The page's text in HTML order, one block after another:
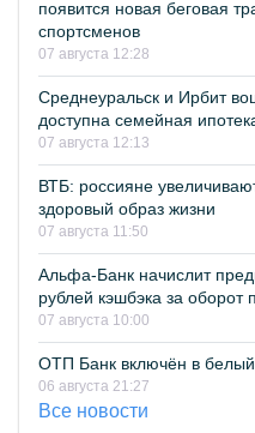
появится новая беговая
спортсменов
07 августа 12:28
Среднеуральск и Ирбит
доступна семейная
07 августа 12:13
ВТБ: россияне
здоровый образ жизни
07 августа 11:50
Альфа-Банк начислит
рублей кэшбэка за оборот
07 августа 10:00
ОТП Банк включён в
06 августа 21:27
Все новости